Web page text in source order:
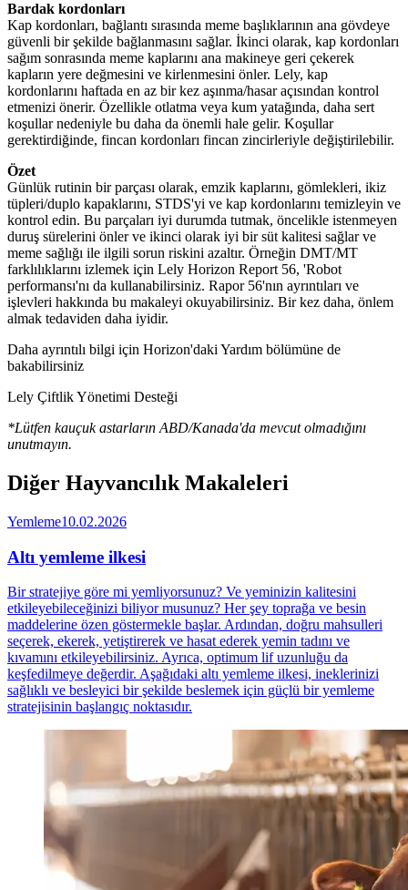
Bardak kordonları
Kap kordonları, bağlantı sırasında meme başlıklarının ana gövdeye
güvenli bir şekilde bağlanmasını sağlar. İkinci olarak, kap kordonları
sağım sonrasında meme kaplarını ana makineye geri çekerek
kapların yere değmesini ve kirlenmesini önler. Lely, kap
kordonlarını haftada en az bir kez aşınma/hasar açısından kontrol
etmenizi önerir. Özellikle otlatma veya kum yatağında, daha sert
koşullar nedeniyle bu daha da önemli hale gelir. Koşullar
gerektirdiğinde, fincan kordonları fincan zincirleriyle değiştirilebilir.
Özet
Günlük rutinin bir parçası olarak, emzik kaplarını, gömlekleri, ikiz
tüpleri/duplo kapaklarını, STDS'yi ve kap kordonlarını temizleyin ve
kontrol edin. Bu parçaları iyi durumda tutmak, öncelikle istenmeyen
duruş sürelerini önler ve ikinci olarak iyi bir süt kalitesi sağlar ve
meme sağlığı ile ilgili sorun riskini azaltır. Örneğin DMT/MT
farklılıklarını izlemek için Lely Horizon Report 56, 'Robot
performansı'nı da kullanabilirsiniz. Rapor 56'nın ayrıntıları ve
işlevleri hakkında bu makaleyi okuyabilirsiniz. Bir kez daha, önlem
almak tedaviden daha iyidir.
Daha ayrıntılı bilgi için Horizon'daki Yardım bölümüne de
bakabilirsiniz
Lely Çiftlik Yönetimi Desteği
*Lütfen kauçuk astarların ABD/Kanada'da mevcut olmadığını
unutmayın.
Diğer Hayvancılık Makaleleri
Yemleme10.02.2026
Altı yemleme ilkesi
Bir stratejiye göre mi yemliyorsunuz? Ve yeminizin kalitesini
etkileyebileceğinizi biliyor musunuz? Her şey toprağa ve besin
maddelerine özen göstermekle başlar. Ardından, doğru mahsulleri
seçerek, ekerek, yetiştirerek ve hasat ederek yemin tadını ve
kıvamını etkileyebilirsiniz. Ayrıca, optimum lif uzunluğu da
keşfedilmeye değerdir. Aşağıdaki altı yemleme ilkesi, ineklerinizi
sağlıklı ve besleyici bir şekilde beslemek için güçlü bir yemleme
stratejisinin başlangıç noktasıdır.